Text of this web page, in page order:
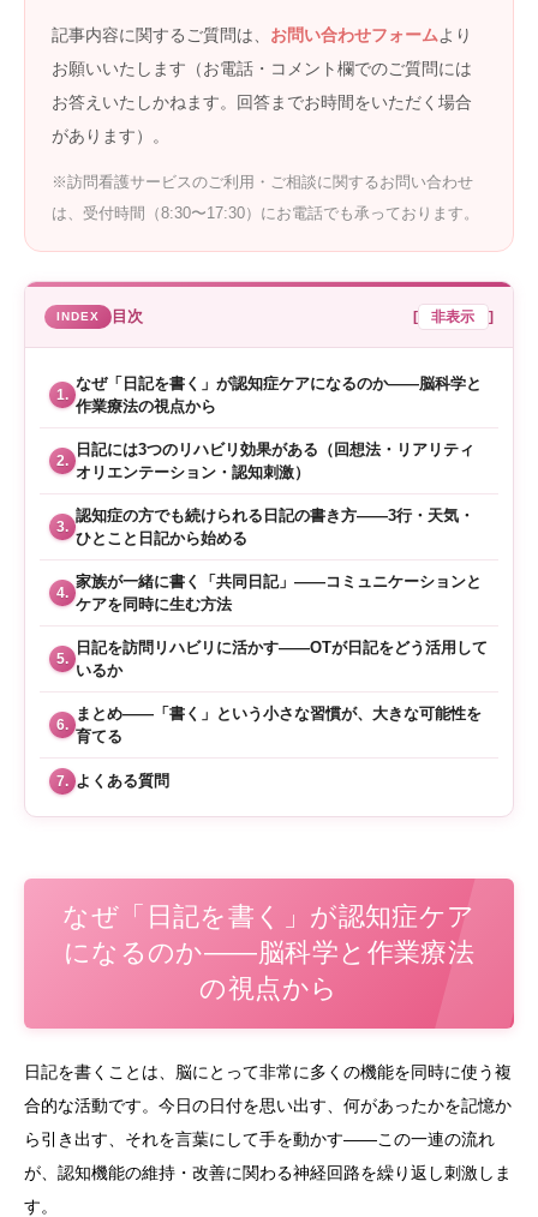
記事内容に関するご質問は、 お問い合わせフォームより
お願いいたします（お電話・コメント欄でのご質問には
お答えいたしかねます。回答までお時間をいただく場合
があります）。
※訪問看護サービスのご利用・ご相談に関するお問い合わせ
は、受付時間（8:30〜17:30）にお電話でも承っております。
目次 [ 非表示 ]
1.
なぜ「日記を書く」が認知症ケアになるのか——脳科学と
作業療法の視点から
2.
日記には3つのリハビリ効果がある（回想法・リアリティ
オリエンテーション・認知刺激）
3.
認知症の方でも続けられる日記の書き方——3行・天気・
ひとこと日記から始める
4.
家族が一緒に書く「共同日記」——コミュニケーションと
ケアを同時に生む方法
5.
日記を訪問リハビリに活かす——OTが日記をどう活用して
いるか
6.
まとめ——「書く」という小さな習慣が、大きな可能性を
育てる
7. よくある質問
なぜ「日記を書く」が認知症ケア
になるのか——脳科学と作業療法
の視点から
日記を書くことは、脳にとって非常に多くの機能を同時に使う複
合的な活動です。今日の日付を思い出す、何があったかを記憶か
ら引き出す、それを言葉にして手を動かす——この一連の流れ
が、認知機能の維持・改善に関わる神経回路を繰り返し刺激しま
す。